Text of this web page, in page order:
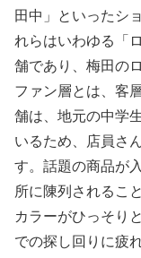
田中」といったシ
れらはいわゆる「
舗であり、梅田の
ファン層とは、客
舗は、地元の中学
いるため、店員さ
す。話題の商品が
所に陳列されるこ
カラーがひっそり
での探し回りに疲